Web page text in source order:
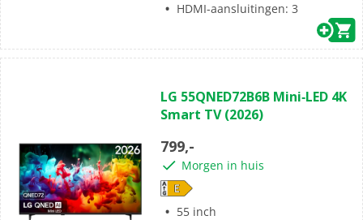
HDMI-aansluitingen: 3
van
de
sterren.
LG 55QNED72B6B Mini‑LED 4K
Smart TV (2026)
799,-
Morgen in huis
55 inch